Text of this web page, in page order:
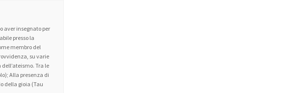
aver insegnato per
presso la
membro del
su varie
Tra le
Alla presenza di
della gioia (Tau